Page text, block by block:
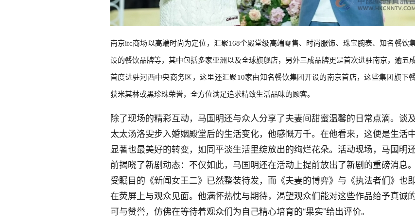
南京ifc商场以高端时尚为定位，汇聚168个殿堂级高端零售、时尚服饰、珠宝腕表、知名餐饮
设的餐饮品牌等，其中包括多家亚洲以及全球旗舰店，另外三成品牌更是首次进驻南京，逾五
首度进驻河西中央商务区，这里还汇聚10家由知名餐饮集团开设的南京首店，这些集团旗下
获米其林或黑珍珠荣誉，全方位满足追求精致生活品味的顾客。
除了现场的精彩互动，马国明还与众人分享了夫妻间甜蜜温馨的日常点滴。谈
太太汤洛雯步入婚姻殿堂后的生活变化，他感慨万千。在他看来，这便是生活
显著也最美好的转变，如同平淡生活里绽放出的绚烂花朵。活动现场，马国明
前揭晓了新剧动态：不仅如此，马国明还在活动上提前放出了新剧的重磅消息
受瞩目的《新闻女王二》已然整装待发，而《夫妻的博弈》与《执法者们》也
在荧屏上与观众见面。他满怀热忱与期待，渴望观众们能对这些作品给予真诚
可与赞誉，仿佛在等待着观众们为自己精心培育的“果实”给出评价。